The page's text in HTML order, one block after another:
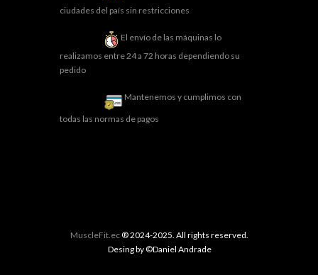
ciudades del país sin restricciones
El envío de las máquinas lo
realizamos entre 24 a 72 horas dependiendo su
pedido
Mantenemos y cumplimos con
todas las normas de pagos
MuscleFit.ec® 2024-2025. All rights reserved.
Desing by ©Daniel Andrade